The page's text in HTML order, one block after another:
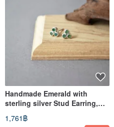
Handmade Emerald with
sterling silver Stud Earring,
May birthstone
1,761฿